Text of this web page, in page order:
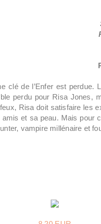
clé de l’Enfer est perdue.
perdu pour Risa Jones,
Risa doit satisfaire les
et sa peau. Mais pour
vampire millénaire et